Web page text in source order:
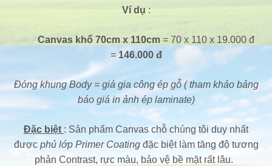
Ví dụ :
Canvas khổ 70cm x 110cm= 70 x 110 x 19.000 đ
= 146.000 đ
Đóng khung Body = giá gia công ép gỗ ( tham khảo bảng
báo giá in ảnh ép laminate)
Đặc biệt : Sản phẩm Canvas chỗ chúng tôi duy nhất
được phủ lớp Primer Coatingđặc biệt làm tăng độ tương
phản Contrast, rực màu, bảo vệ bề mặt rất lâu.